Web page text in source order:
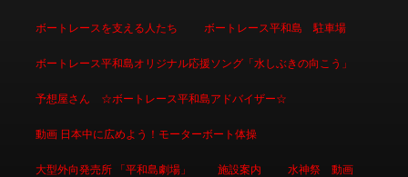
ボートレースを支える人たち ボートレース平和島 駐車場
ボートレース平和島オリジナル応援ソング「水しぶきの向こう」
予想屋さん ☆ボートレース平和島アドバイザー☆
動画 日本中に広めよう！モーターボート体操
大型外向発売所 「平和島劇場」 施設案内 水神祭 動画